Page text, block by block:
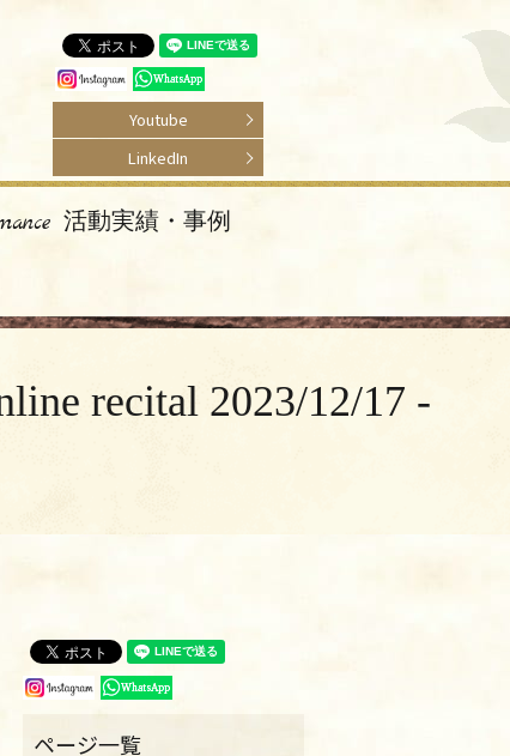
Youtube
LinkedIn
活動実績・事例
recital 2023/12/17 -